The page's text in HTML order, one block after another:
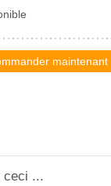
maintenant
ceci ...